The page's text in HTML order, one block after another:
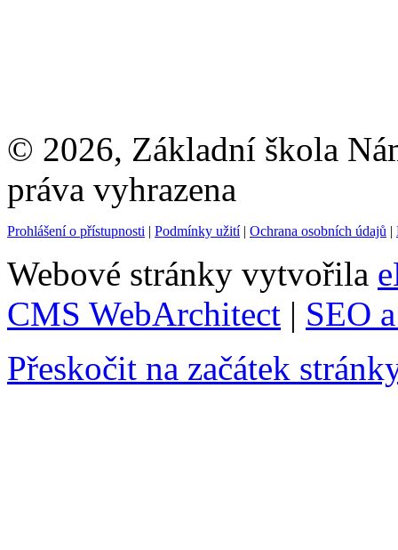
© 2026, Základní škola
práva vyhrazena
Prohlášení o přístupnosti | Podmínky užití| Ochrana osobních údajů |
Webové stránky vytvořila
CMS WebArchitect | SEO
Přeskočit na začátek